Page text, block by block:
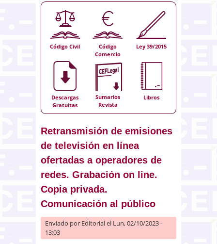
Código Civil
Código
Comercio
Ley 39/2015
Descargas
Gratuitas
Sumarios
Revista
Libros
Retransmisión de emisiones
de televisión en línea
ofertadas a operadores de
redes. Grabación on line.
Copia privada.
Comunicación al público
Enviado por Editorialel Lun, 02/10/2023 -
13:03